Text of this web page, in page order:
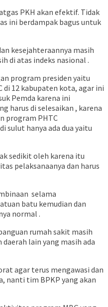
PKH akan efektif. Tidak
ini berdampak bagus untuk
kesejahteraannya masih
di atas indeks nasional .
program presiden yaitu
di 12 kabupaten kota, agar ini
Pemda karena ini
harus di selesaikan , karena
program PHTC
sulut hanya ada dua yaitu
sedikit oleh karena itu
pelaksanaanya dan harus
selama
batu kemudian dan
normal .
rumah sakit masih
lain yang masih ada
agar terus mengawasi dan
nanti tim BPKP yang akan